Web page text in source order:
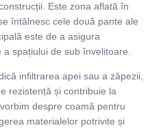
Este zona aflată în
întâlnesc cele două pante ale
este de a asigura
spațiului de sub învelitoare.
infiltrarea apei sau a zăpezii,
rezistență și contribuie la
despre coamă pentru
materialelor potrivite și